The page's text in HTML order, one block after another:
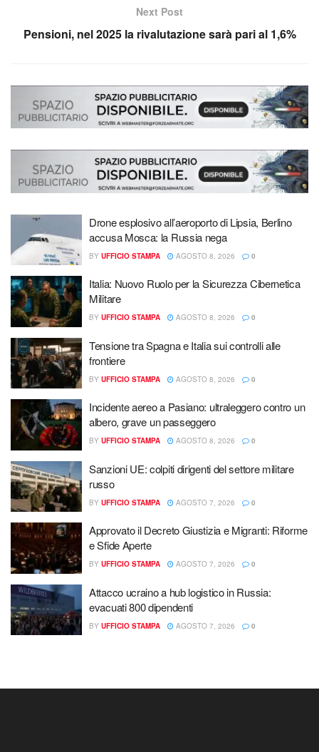
Next Post
Pensioni, nel 2025 la rivalutazione sarà pari al 1,6%
Drone esplosivo all’aeroporto di Lipsia, Berlino
accusa Mosca: la Russia nega
BY UFFICIO STAMPA AGOSTO 8, 2026 0
Italia: Nuovo Ruolo per la Sicurezza Cibernetica
Militare
BY UFFICIO STAMPA AGOSTO 8, 2026 0
Tensione tra Spagna e Italia sui controlli alle
frontiere
BY UFFICIO STAMPA AGOSTO 8, 2026 0
Incidente aereo a Pasiano: ultraleggero contro un
albero, grave un passeggero
BY UFFICIO STAMPA AGOSTO 8, 2026 0
Sanzioni UE: colpiti dirigenti del settore militare
russo
BY UFFICIO STAMPA AGOSTO 7, 2026 0
Approvato il Decreto Giustizia e Migranti: Riforme
e Sfide Aperte
BY UFFICIO STAMPA AGOSTO 7, 2026 0
Attacco ucraino a hub logistico in Russia:
evacuati 800 dipendenti
BY UFFICIO STAMPA AGOSTO 7, 2026 0